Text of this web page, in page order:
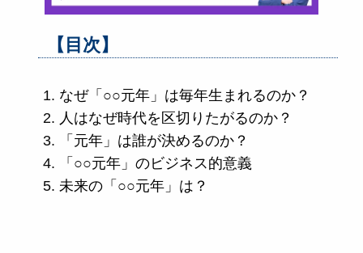
【目次】
なぜ「○○元年」は毎年生まれるのか？
人はなぜ時代を区切りたがるのか？
「元年」は誰が決めるのか？
「○○元年」のビジネス的意義
未来の「○○元年」は？